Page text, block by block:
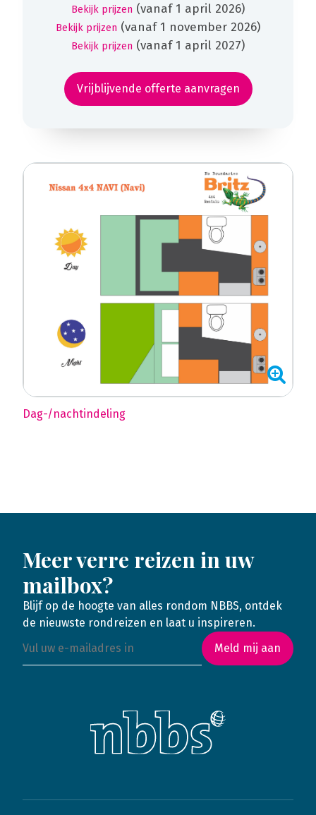
Bekijk prijzen (vanaf 1 april 2026)
Bekijk prijzen (vanaf 1 november 2026)
Bekijk prijzen (vanaf 1 april 2027)
Vrijblijvende offerte aanvragen
Dag-/nachtindeling
Meer verre reizen in uw
mailbox?
Blijf op de hoogte van alles rondom NBBS, ontdek
de nieuwste rondreizen en laat u inspireren.
Meld mij aan